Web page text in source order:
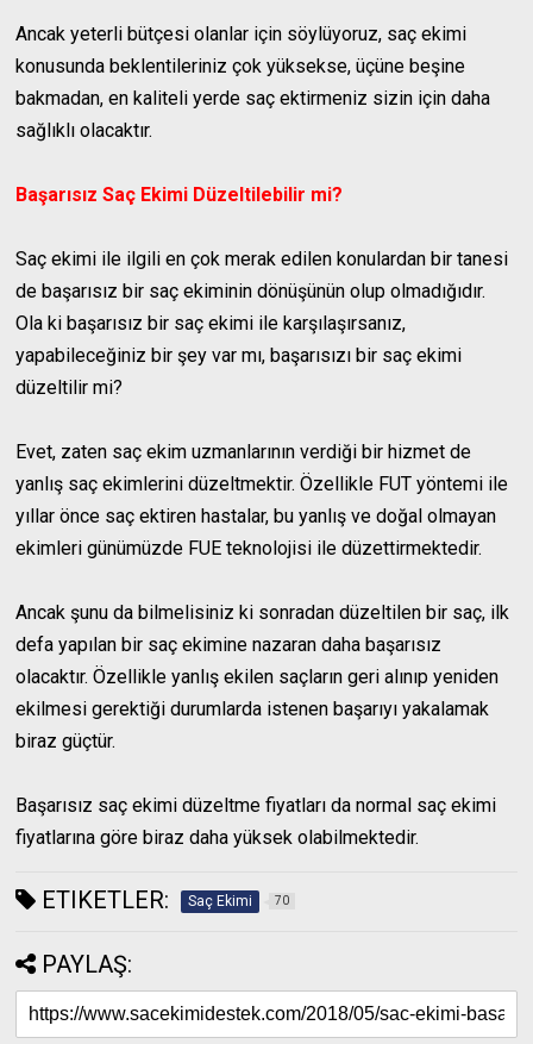
Ancak yeterli bütçesi olanlar için söylüyoruz, saç ekimi
konusunda beklentileriniz çok yüksekse, üçüne beşine
bakmadan, en kaliteli yerde saç ektirmeniz sizin için daha
sağlıklı olacaktır.
Başarısız Saç Ekimi Düzeltilebilir mi?
Saç ekimi ile ilgili en çok merak edilen konulardan bir tanesi
de başarısız bir saç ekiminin dönüşünün olup olmadığıdır.
Ola ki başarısız bir saç ekimi ile karşılaşırsanız,
yapabileceğiniz bir şey var mı, başarısızı bir saç ekimi
düzeltilir mi?
Evet, zaten saç ekim uzmanlarının verdiği bir hizmet de
yanlış saç ekimlerini düzeltmektir. Özellikle FUT yöntemi ile
yıllar önce saç ektiren hastalar, bu yanlış ve doğal olmayan
ekimleri günümüzde FUE teknolojisi ile düzettirmektedir.
Ancak şunu da bilmelisiniz ki sonradan düzeltilen bir saç, ilk
defa yapılan bir saç ekimine nazaran daha başarısız
olacaktır. Özellikle yanlış ekilen saçların geri alınıp yeniden
ekilmesi gerektiği durumlarda istenen başarıyı yakalamak
biraz güçtür.
Başarısız saç ekimi düzeltme fiyatları da normal saç ekimi
fiyatlarına göre biraz daha yüksek olabilmektedir.
ETIKETLER: Saç Ekimi 70
PAYLAŞ: